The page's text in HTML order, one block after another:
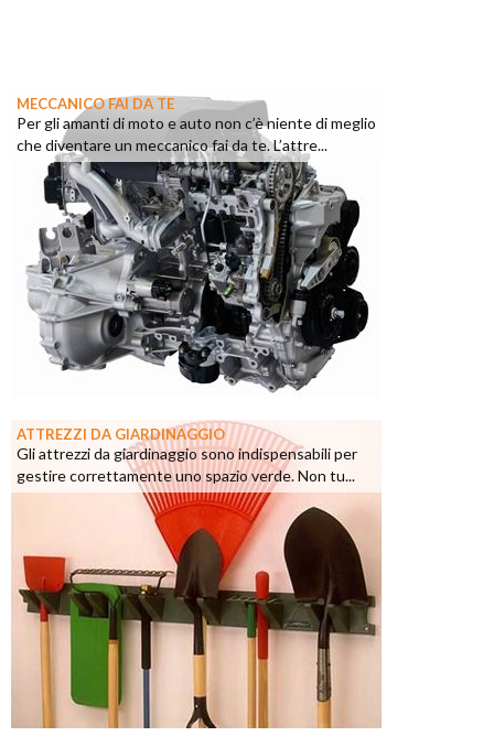
MECCANICO FAI DA TE
Per gli amanti di moto e auto non c’è niente di meglio
che diventare un meccanico fai da te. L’attre...
ATTREZZI DA GIARDINAGGIO
Gli attrezzi da giardinaggio sono indispensabili per
gestire correttamente uno spazio verde. Non tu...